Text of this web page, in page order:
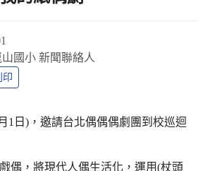
國小 新聞聯絡人
印
1日)，邀請台北偶偶偶劇團到校巡迴
偶，將現代人偶生活化，運用(杖頭